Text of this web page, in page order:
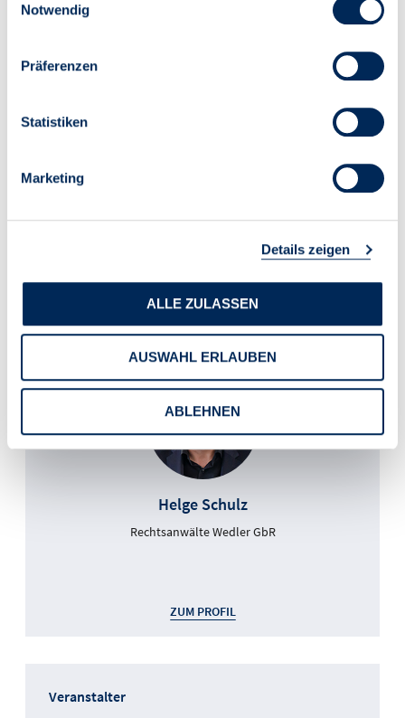
Notwendig
Präferenzen
Statistiken
Marketing
Details zeigen
ALLE ZULASSEN
AUSWAHL ERLAUBEN
ABLEHNEN
Ort:online
Zielgruppe:
Themengebiet:
Grundlagen der Immobilienwirtschaft,
% USt.)
136,85 € (115,00 € zzgl.
Helge Schulz
Rechtsanwälte Wedler GbR
ZUM PROFIL
Veranstalter